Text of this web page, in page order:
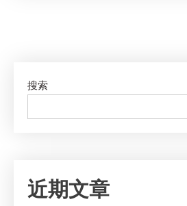
搜索
近期文章